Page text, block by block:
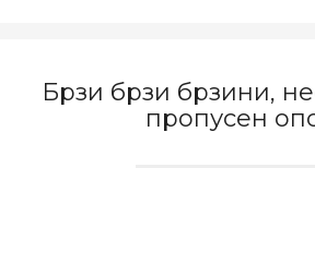
Брзи брзи брзини,
пропусен